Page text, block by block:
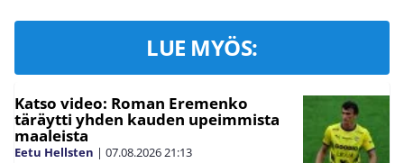
LUE MYÖS:
Katso video: Roman Eremenko
täräytti yhden kauden upeimmista
maaleista
Eetu Hellsten | 07.08.202621:13